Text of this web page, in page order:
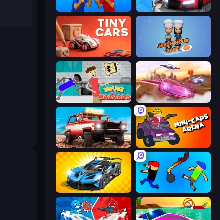
Puppet Fighter 2 Player Turbo Crash
Tiny Cars Rush Hour Cafe
House of Hazards Ultimate Flying Car
Offroad Masters Challenge Mini-Caps: Arena
GT Cars Mega Ramps Mini-Caps: Bombs